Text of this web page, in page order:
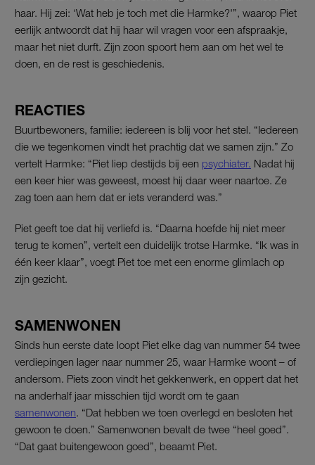
haar. Hij zei: ‘Wat heb je toch met die Harmke?'”, waarop Piet
eerlijk antwoordt dat hij haar wil vragen voor een afspraakje,
maar het niet durft. Zijn zoon spoort hem aan om het wel te
doen, en de rest is geschiedenis.
REACTIES
Buurtbewoners, familie: iedereen is blij voor het stel. “Iedereen
die we tegenkomen vindt het prachtig dat we samen zijn.” Zo
vertelt Harmke: “Piet liep destijds bij een psychiater. Nadat hij
een keer hier was geweest, moest hij daar weer naartoe. Ze
zag toen aan hem dat er iets veranderd was.”
Piet geeft toe dat hij verliefd is. “Daarna hoefde hij niet meer
terug te komen”, vertelt een duidelijk trotse Harmke. “Ik was in
één keer klaar”, voegt Piet toe met een enorme glimlach op
zijn gezicht.
SAMENWONEN
Sinds hun eerste date loopt Piet elke dag van nummer 54 twee
verdiepingen lager naar nummer 25, waar Harmke woont – of
andersom. Piets zoon vindt het gekkenwerk, en oppert dat het
na anderhalf jaar misschien tijd wordt om te gaan
samenwonen . “Dat hebben we toen overlegd en besloten het
gewoon te doen.” Samenwonen bevalt de twee “heel goed”.
“Dat gaat buitengewoon goed”, beaamt Piet.